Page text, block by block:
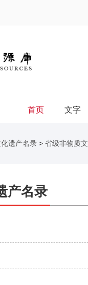
首页 文字
遗产名录 > 省级非物质
产名录